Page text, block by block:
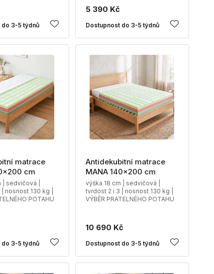
do 3-5 týdnů
5 390 Kč
Dostupnost do 3-5 týdnů
matrace
cm
| sedvičová |
nosnost 130 kg |
POTAHU
do 3-5 týdnů
Antidekubitní matrace
MANA 140x200 cm
výška 18 cm | sedvičová |
tvrdost 2 i 3 | nosnost 130 kg |
VÝBĚR PRATELNÉHO POTAHU
10 690 Kč
Dostupnost do 3-5 týdnů